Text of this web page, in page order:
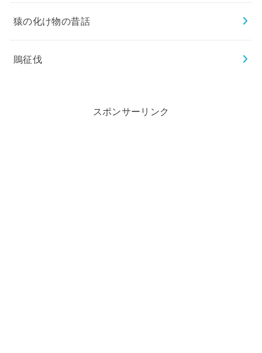
猿の化け物の昔話
鵙征伐
スポンサーリンク